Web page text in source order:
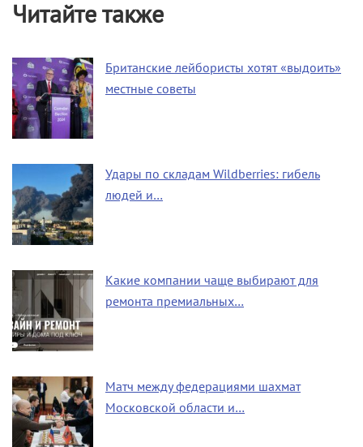
Читайте также
Британские лейбористы хотят «выдоить»
местные советы
Удары по складам Wildberries: гибель
людей и…
Какие компании чаще выбирают для
ремонта премиальных…
Матч между федерациями шахмат
Московской области и…